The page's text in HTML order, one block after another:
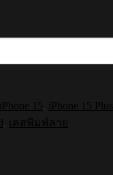
iPhone 15 iPhone 15 Plus
เคสพิมพ์ลาย